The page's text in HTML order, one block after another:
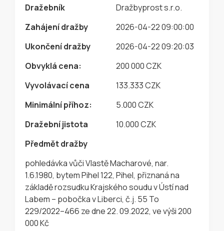
Dražebník
Dražbyprost s.r.o.
Zahájení dražby
2026-04-22 09:00:00
Ukončení dražby
2026-04-22 09:20:03
Obvyklá cena:
200 000 CZK
Vyvolávací cena
133.333 CZK
Minimální příhoz:
5.000 CZK
Dražební jistota
10.000 CZK
Předmět dražby
pohledávka vůči Vlastě Macharové, nar.
1.6.1980, bytem Pihel 122, Pihel, přiznaná na
základě rozsudku Krajského soudu v Ústí nad
Labem – pobočka v Liberci, č.j. 55 To
229/2022–466 ze dne 22. 09.2022, ve výši 200
000 Kč